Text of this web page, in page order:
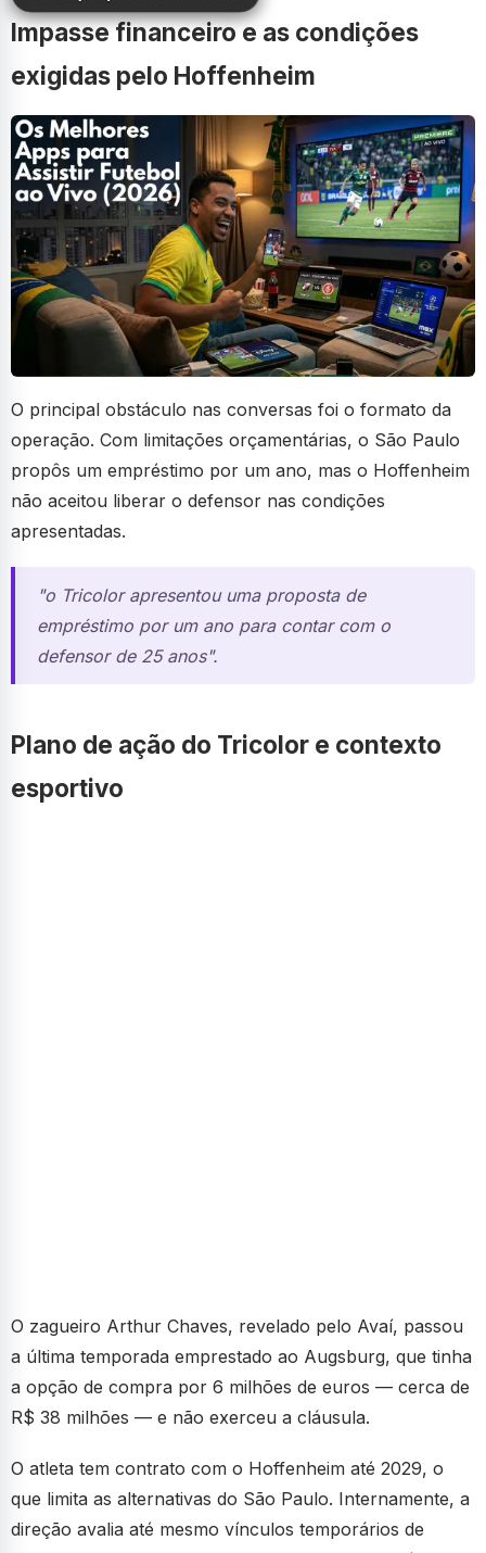
Impasse financeiro e as condições
exigidas pelo Hoffenheim
O principal obstáculo nas conversas foi o formato da
operação. Com limitações orçamentárias, o São Paulo
propôs um empréstimo por um ano, mas o Hoffenheim
não aceitou liberar o defensor nas condições
apresentadas.
"o Tricolor apresentou uma proposta de
empréstimo por um ano para contar com o
defensor de 25 anos".
Plano de ação do Tricolor e contexto
esportivo
O zagueiro Arthur Chaves, revelado pelo Avaí, passou
a última temporada emprestado ao Augsburg, que tinha
a opção de compra por 6 milhões de euros — cerca de
R$ 38 milhões — e não exerceu a cláusula.
O atleta tem contrato com o Hoffenheim até 2029, o
que limita as alternativas do São Paulo. Internamente, a
direção avalia até mesmo vínculos temporários de